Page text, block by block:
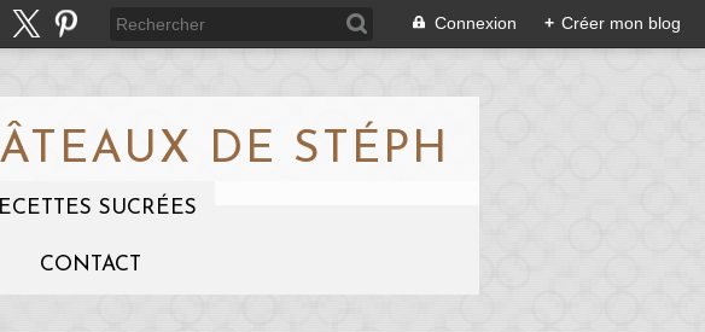
Connexion + Créer mon blog
DE STÉPH
SUCRÉES
CONTACT